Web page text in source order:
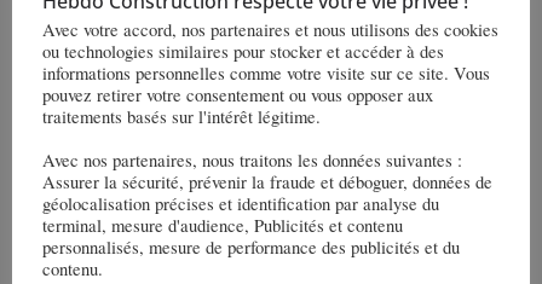
Cet entrepôt vise la certification BREEAM® niveau « Very
Avec votre accord, nos partenaires et nous utilisons des cookies
ou technologies similaires pour stocker et accéder à des
informations personnelles comme votre visite sur ce site. Vous
pouvez retirer votre consentement ou vous opposer aux
traitements basés sur l'intérêt légitime.
Avec nos partenaires, nous traitons les données suivantes :
Assurer la sécurité, prévenir la fraude et déboguer, données de
géolocalisation précises et identification par analyse du
terminal, mesure d'audience, Publicités et contenu
personnalisés, mesure de performance des publicités et du
contenu.